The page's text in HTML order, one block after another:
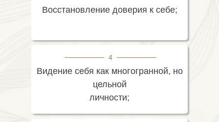
Восстановление доверия к себе;
4
Видение себя как многогранной, но
цельной
личности;